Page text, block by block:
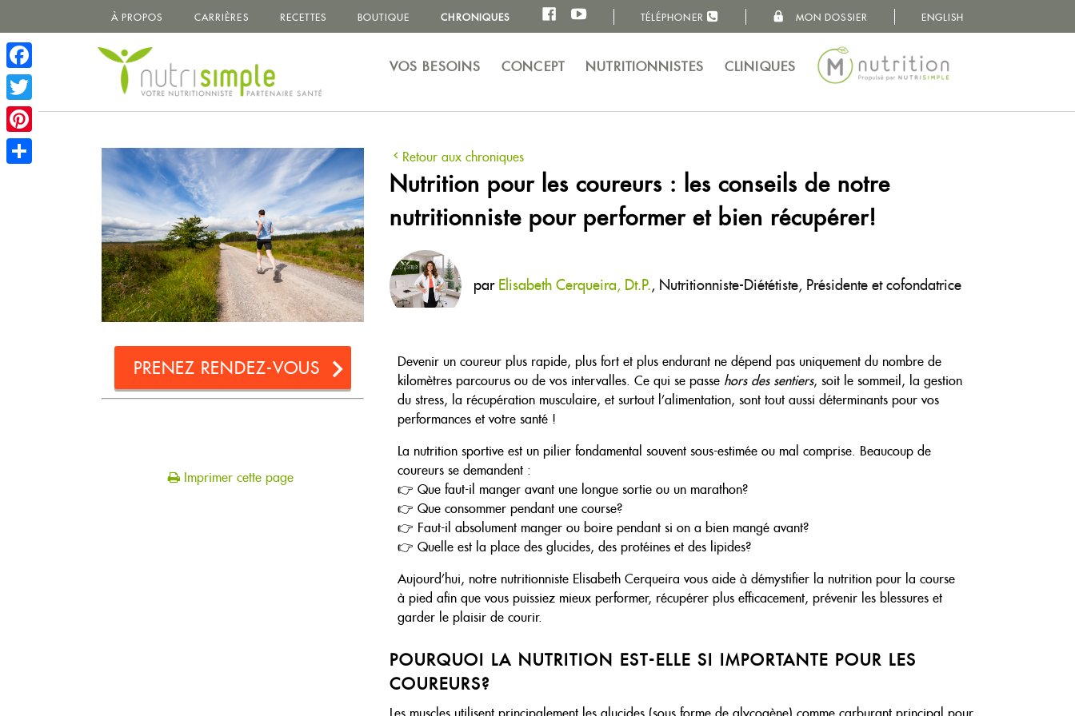
À PROPOS CARRIÈRES RECETTES BOUTIQUE CHRONIQUES TÉLÉPHONER MON DOSSIER ENGLISH
Facebook
Twitter
Pinterest
VOS BESOINS CONCEPT NUTRITIONNISTES CLINIQUES
PRENEZ RENDEZ-VOUS
Imprimer cette page
Retour aux chroniques
Nutrition pour les coureurs : les conseils de notre
nutritionniste pour performer et bien récupérer!
par Elisabeth Cerqueira, Dt.P., Nutritionniste-Diététiste, Présidente et cofondatrice
Devenir un coureur plus rapide, plus fort et plus endurant ne dépend pas uniquement du nombre de
kilomètres parcourus ou de vos intervalles. Ce qui se passe hors des sentiers, soit le sommeil, la gestion
du stress, la récupération musculaire, et surtout l’alimentation, sont tout aussi déterminants pour vos
performances et votre santé !
La nutrition sportive est un pilier fondamental souvent sous-estimée ou mal comprise. Beaucoup de
coureurs se demandent :
👉 Que faut-il manger avant une longue sortie ou un marathon?
👉 Que consommer pendant une course?
👉 Faut-il absolument manger ou boire pendant si on a bien mangé avant?
👉 Quelle est la place des glucides, des protéines et des lipides?
Aujourd’hui, notre nutritionniste Elisabeth Cerqueira vous aide à démystifier la nutrition pour la course
à pied afin que vous puissiez mieux performer, récupérer plus efficacement, prévenir les blessures et
garder le plaisir de courir.
POURQUOI LA NUTRITION EST-ELLE SI IMPORTANTE POUR LES
COUREURS?
MON DOSSIER
VOS BESOINS
À PROPOS
RECETTES
BOUTIQUE